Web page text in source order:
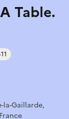
Table.
la-Gaillarde,